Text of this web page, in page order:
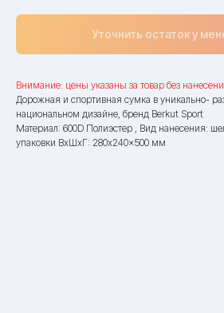
Уточнить остаток у
Внимание: цены указаны за товар без
Дорожная и спортивная сумка в уникально-
национальном дизайне, бренд Berkut Sport
Материал: 600D Полиэстер , Вид нанесения:
упаковки ВxШxГ: 280x240x500 мм